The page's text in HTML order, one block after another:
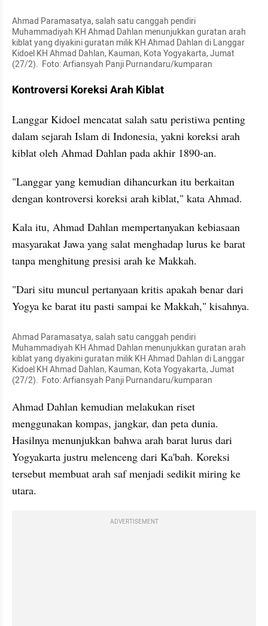
Ahmad Paramasatya, salah satu canggah pendiri
Muhammadiyah KH Ahmad Dahlan menunjukkan guratan arah
kiblat yang diyakini guratan milik KH Ahmad Dahlan di Langgar
Kidoel KH Ahmad Dahlan, Kauman, Kota Yogyakarta, Jumat
(27/2).  Foto: Arfiansyah Panji Purnandaru/kumparan
Kontroversi Koreksi Arah Kiblat
Langgar Kidoel mencatat salah satu peristiwa penting
dalam sejarah Islam di Indonesia, yakni koreksi arah
kiblat oleh Ahmad Dahlan pada akhir 1890-an.
"Langgar yang kemudian dihancurkan itu berkaitan
dengan kontroversi koreksi arah kiblat," kata Ahmad.
Kala itu, Ahmad Dahlan mempertanyakan kebiasaan
masyarakat Jawa yang salat menghadap lurus ke barat
tanpa menghitung presisi arah ke Makkah.
"Dari situ muncul pertanyaan kritis apakah benar dari
Yogya ke barat itu pasti sampai ke Makkah," kisahnya.
Ahmad Paramasatya, salah satu canggah pendiri
Muhammadiyah KH Ahmad Dahlan menunjukkan guratan arah
kiblat yang diyakini guratan milik KH Ahmad Dahlan di Langgar
Kidoel KH Ahmad Dahlan, Kauman, Kota Yogyakarta, Jumat
(27/2).  Foto: Arfiansyah Panji Purnandaru/kumparan
Ahmad Dahlan kemudian melakukan riset
menggunakan kompas, jangkar, dan peta dunia.
Hasilnya menunjukkan bahwa arah barat lurus dari
Yogyakarta justru melenceng dari Ka'bah. Koreksi
tersebut membuat arah saf menjadi sedikit miring ke
utara.
ADVERTISEMENT